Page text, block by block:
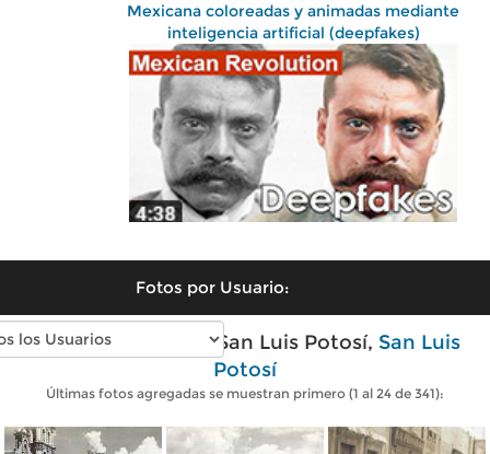
Mexicana coloreadas y animadas mediante
inteligencia artificial (deepfakes)
Fotos por Usuario:
Fotos antiguas de San Luis Potosí, San Luis
Potosí
Últimas fotos agregadas se muestran primero (1 al 24 de 341):